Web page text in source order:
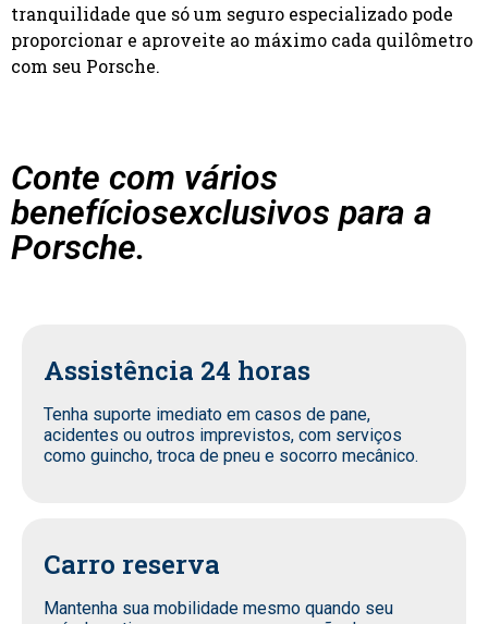
tranquilidade que só um seguro especializado pode
proporcionar e aproveite ao máximo cada quilômetro
com seu Porsche.
Conte com vários
benefíciosexclusivos para a
Porsche.
Assistência 24 horas
Tenha suporte imediato em casos de pane,
acidentes ou outros imprevistos, com serviços
como guincho, troca de pneu e socorro mecânico.
Carro reserva
Mantenha sua mobilidade mesmo quando seu